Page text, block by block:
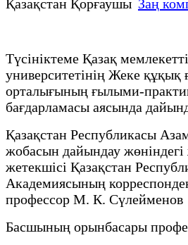
Қазақстан Қорғаушы Заң
Түсініктеме Қазақ
университетінің Жеке құқық
орталығының ғылыми-
бағдарламасы аясында
Қазақстан Республикасы
жобасын дайындау
жетекшісі Қазақстан
Академиясының
профессор М. К. Сүлейменов
Басшының орынбасары